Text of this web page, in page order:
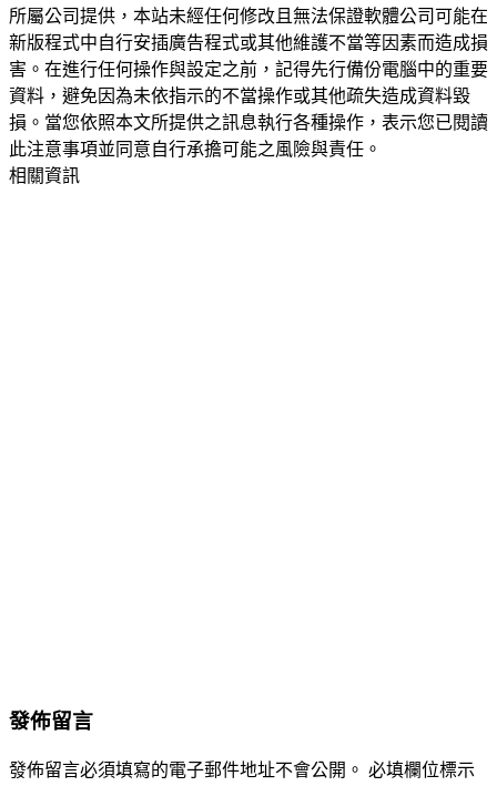
所屬公司提供，本站未經任何修改且無法保證軟體公司可能在
新版程式中自行安插廣告程式或其他維護不當等因素而造成損
害。在進行任何操作與設定之前，記得先行備份電腦中的重要
資料，避免因為未依指示的不當操作或其他疏失造成資料毀
損。當您依照本文所提供之訊息執行各種操作，表示您已閱讀
此注意事項並同意自行承擔可能之風險與責任。
相關資訊
發佈留言
發佈留言必須填寫的電子郵件地址不會公開。 必填欄位標示